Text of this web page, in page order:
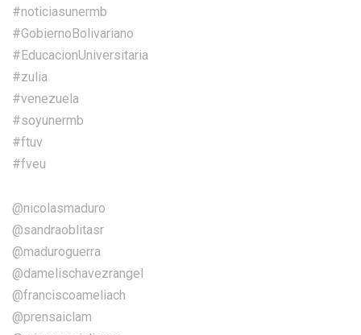
#noticiasunermb
#GobiernoBolivariano
#EducacionUniversitaria
#zulia
#venezuela
#soyunermb
#ftuv
#fveu
@nicolasmaduro
@sandraoblitasr
@maduroguerra
@damelischavezrangel
@franciscoameliach
@prensaiclam